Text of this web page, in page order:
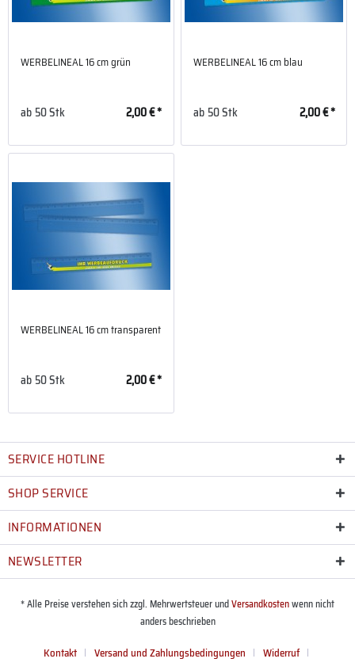
WERBELINEAL 16 cm grün
ab 50 Stk 2,00 € *
WERBELINEAL 16 cm blau
ab 50 Stk 2,00 € *
WERBELINEAL 16 cm transparent
ab 50 Stk 2,00 € *
SERVICE HOTLINE
SHOP SERVICE
INFORMATIONEN
NEWSLETTER
* Alle Preise verstehen sich zzgl. Mehrwertsteuer undVersandkostenwenn nicht
anders beschrieben
Kontakt Versand und Zahlungsbedingungen Widerruf